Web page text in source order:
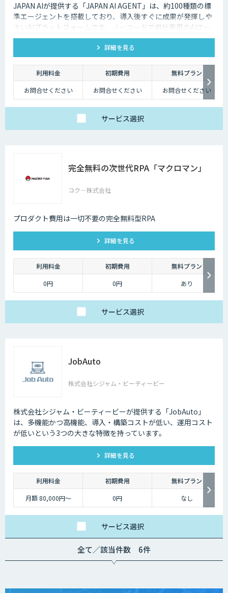
JAPAN AIが提供する「JAPAN AI AGENT」は、約100種類の標
準エージェントを搭載しており、導入後すぐに成果が発揮しや
すいAIプラットフォームです。ノーコードで自社専用のAIエー
ジェントも作成でき、「AI社員」として自律してタスクを遂行
する環境を構築可能です。
詳細を見る
利用料金 初期費用
無料プラン
お問合せください
お問合せください お問合せください
サービス選択
完全無料の次世代RPA「マクロマン」
コク―株式会社
プロダクト費用は一切不要の完全無料型RPA
詳細を見る
利用料金 初期費用
無料プラン
0円
0円 あり
サービス選択
JobAuto
株式会社シジャム・ビーティービー
株式会社シジャム・ビーティービーが提供する「JobAuto」
は、多機能かつ高機能、導入・構築コストが低い、運用コスト
が低いという3つの大きな特徴を持っています。
詳細を見る
利用料金 初期費用
無料プラン
月額 80,000円～
0円 なし
サービス選択
全て／該当件数 6件